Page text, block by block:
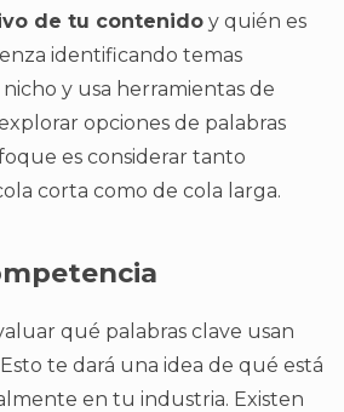
de tu contenido y quién es
identificando temas
y usa herramientas de
opciones de palabras
es considerar tanto
corta como de cola larga.
qué palabras clave usan
te dará una idea de qué está
en tu industria. Existen